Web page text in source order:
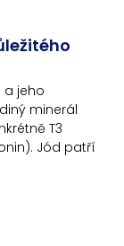
a jeho
minerál
T3
Jód patří